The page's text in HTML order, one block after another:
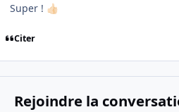
Super ! 👍🏻
Citer
Rejoindre la